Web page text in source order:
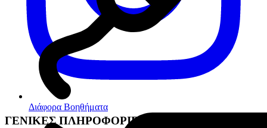
Διάφορα Βοηθήματα
ΓΕΝΙΚΕΣ ΠΛΗΡΟΦΟΡΙΕΣ